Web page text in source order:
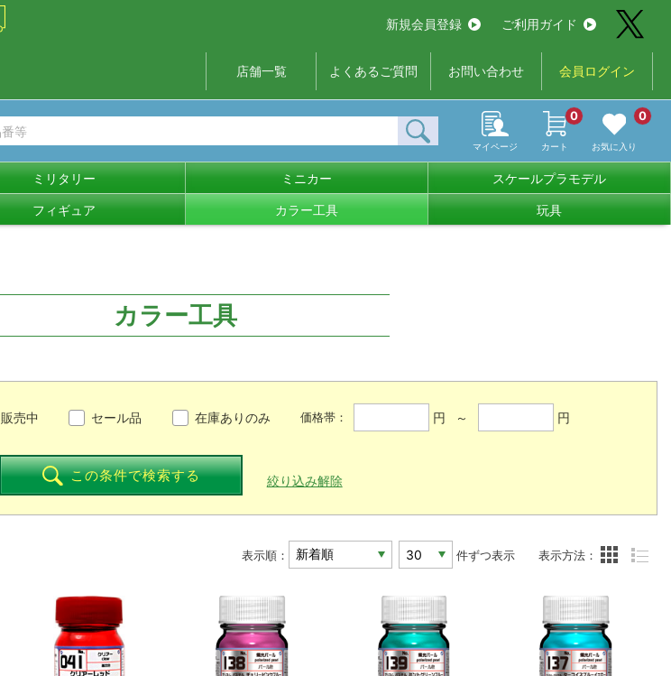
新規会員登録 ご利用ガイド
店舗一覧 よくあるご質問 お問い合わせ 会員ログイン
マイページ カート
0
お気に入り
0
ミリタリー ミニカー スケールプラモデル
フィギュア カラー工具 玩具
カラー工具
販売中 セール品 在庫ありのみ 価格帯： 円 ～ 円
この条件で検索する 絞り込み解除
表示順： 件ずつ表示 表示方法：